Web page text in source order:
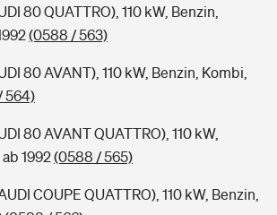
80 QUATTRO), 110 kW, Benzin,
(0588 / 563)
80 AVANT), 110 kW, Benzin, Kombi,
564)
80 AVANT QUATTRO), 110 kW,
1992(0588 / 565)
COUPE QUATTRO), 110 kW, Benzin,